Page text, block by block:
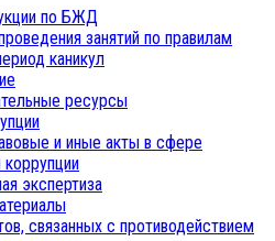
по БЖД
занятий по правилам
каникул
ресурсы
и иные акты в сфере
коррупции
экспертиза
связанных с противодействием